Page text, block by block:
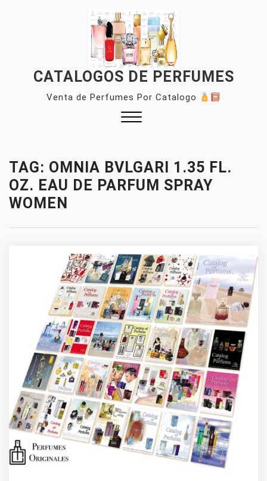
CATALOGOS DE PERFUMES
Venta de Perfumes Por Catalogo
TAG: OMNIA BVLGARI 1.35 FL.
OZ. EAU DE PARFUM SPRAY
WOMEN